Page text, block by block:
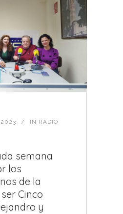
IN RADIO
semana
los
de la
Cinco
y